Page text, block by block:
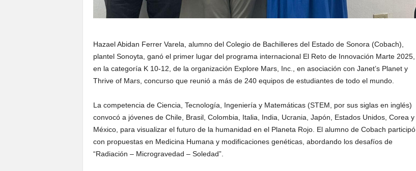
Hazael Abidan Ferrer Varela, alumno del Colegio de Bachilleres del Estado de Sonora (Cobach),
plantel Sonoyta, ganó el primer lugar del programa internacional El Reto de Innovación Marte 2025,
en la categoría K 10-12, de la organización Explore Mars, Inc., en asociación con Janet’s Planet y
Thrive of Mars, concurso que reunió a más de 240 equipos de estudiantes de todo el mundo.
La competencia de Ciencia, Tecnología, Ingeniería y Matemáticas (STEM, por sus siglas en inglés)
convocó a jóvenes de Chile, Brasil, Colombia, Italia, India, Ucrania, Japón, Estados Unidos, Corea y
México, para visualizar el futuro de la humanidad en el Planeta Rojo. El alumno de Cobach participó
con propuestas en Medicina Humana y modificaciones genéticas, abordando los desafíos de
“Radiación – Microgravedad – Soledad”.